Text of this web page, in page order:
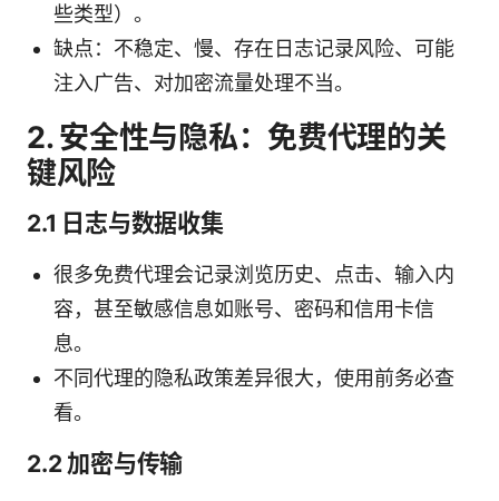
些类型）。
缺点：不稳定、慢、存在日志记录风险、可能
注入广告、对加密流量处理不当。
2. 安全性与隐私：免费代理的关
键风险
2.1 日志与数据收集
很多免费代理会记录浏览历史、点击、输入内
容，甚至敏感信息如账号、密码和信用卡信
息。
不同代理的隐私政策差异很大，使用前务必查
看。
2.2 加密与传输